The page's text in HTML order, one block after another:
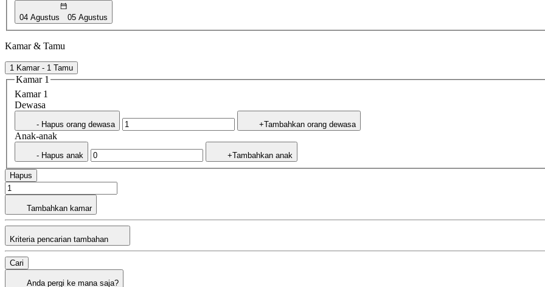
04 Agustus 05 Agustus
Kamar & Tamu
1 Kamar - 1 Tamu
Kamar 1
Kamar 1
Dewasa
- Hapus orang dewasa +Tambahkan orang dewasa
Anak-anak
- Hapus anak +Tambahkan anak
Hapus
Tambahkan kamar
Kriteria pencarian tambahan
Cari
Anda pergi ke mana saja?